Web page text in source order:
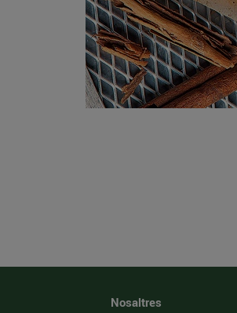
Nosaltres